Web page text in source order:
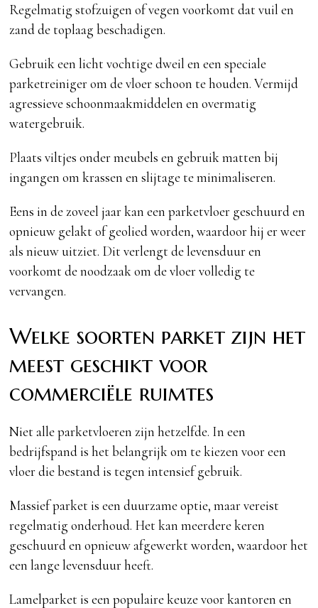
Regelmatig stofzuigen of vegen voorkomt dat vuil en
zand de toplaag beschadigen.
Gebruik een licht vochtige dweil en een speciale
parketreiniger om de vloer schoon te houden. Vermijd
agressieve schoonmaakmiddelen en overmatig
watergebruik.
Plaats viltjes onder meubels en gebruik matten bij
ingangen om krassen en slijtage te minimaliseren.
Eens in de zoveel jaar kan een parketvloer geschuurd en
opnieuw gelakt of geolied worden, waardoor hij er weer
als nieuw uitziet. Dit verlengt de levensduur en
voorkomt de noodzaak om de vloer volledig te
vervangen.
Welke soorten parket zijn het
meest geschikt voor
commerciële ruimtes
Niet alle parketvloeren zijn hetzelfde. In een
bedrijfspand is het belangrijk om te kiezen voor een
vloer die bestand is tegen intensief gebruik.
Massief parket is een duurzame optie, maar vereist
regelmatig onderhoud. Het kan meerdere keren
geschuurd en opnieuw afgewerkt worden, waardoor het
een lange levensduur heeft.
Lamelparket is een populaire keuze voor kantoren en